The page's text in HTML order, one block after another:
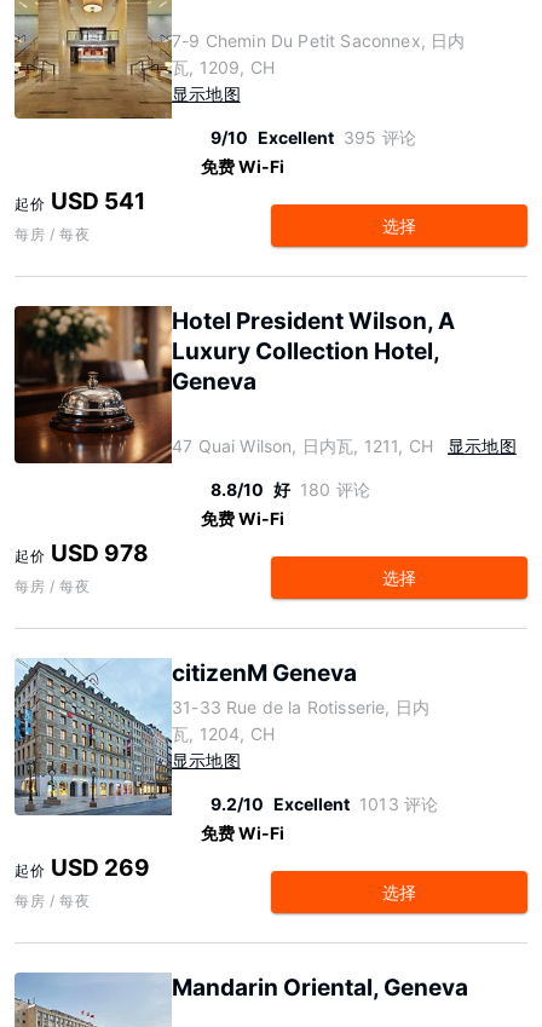
7-9 Chemin Du Petit Saconnex, 日内
瓦, 1209, CH
显示地图
9/10 Excellent 395 评论
免费 Wi-Fi
起价 USD 541
每房 / 每夜 选择
Hotel President Wilson, A
Luxury Collection Hotel,
Geneva
47 Quai Wilson, 日内瓦, 1211, CH 显示地图
8.8/10 好 180 评论
免费 Wi-Fi
起价 USD 978
每房 / 每夜 选择
citizenM Geneva
31-33 Rue de la Rotisserie, 日内
瓦, 1204, CH
显示地图
9.2/10 Excellent 1013 评论
免费 Wi-Fi
起价 USD 269
每房 / 每夜 选择
Mandarin Oriental, Geneva